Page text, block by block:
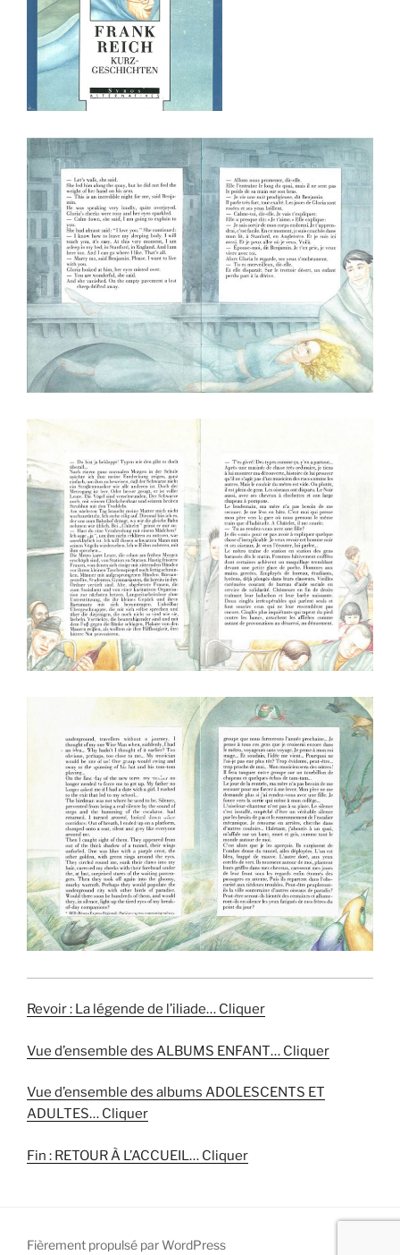
Revoir : La légende de l’iliade… Cliquer
Vue d’ensemble des ALBUMS ENFANT… Cliquer
Vue d’ensemble des albums ADOLESCENTS ET
ADULTES… Cliquer
Fin : RETOUR À L’ACCUEIL… Cliquer
Fièrement propulsé par WordPress